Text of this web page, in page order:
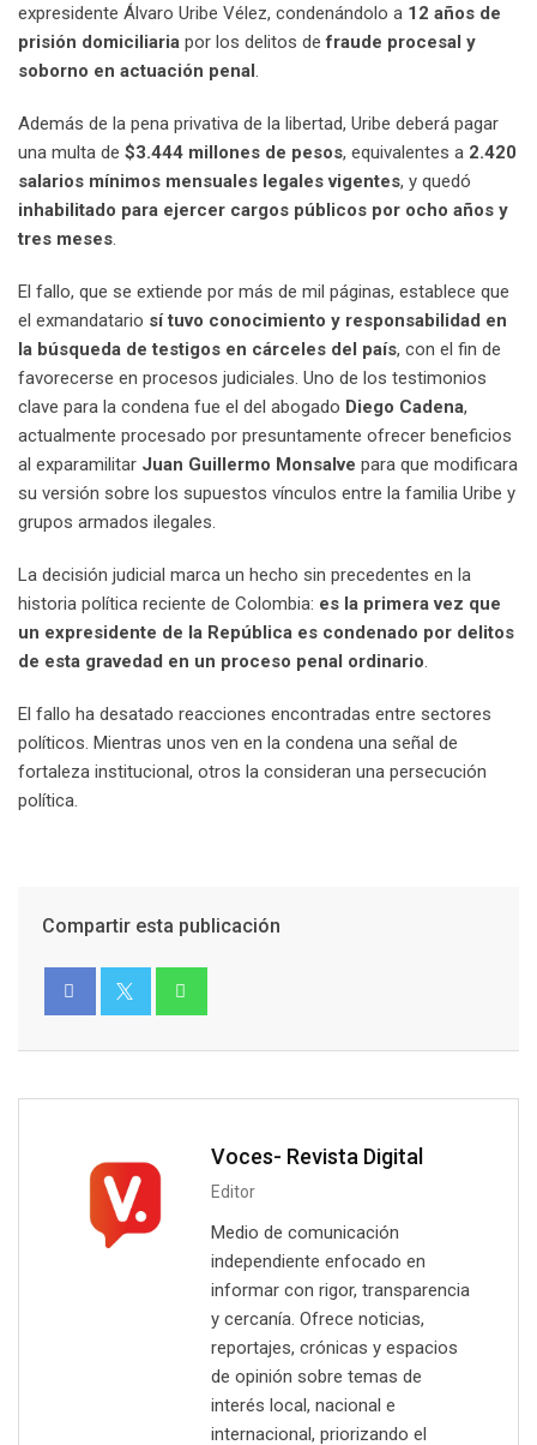
expresidente Álvaro Uribe Vélez, condenándolo a 12 años de
prisión domiciliaria por los delitos defraude procesal y
soborno en actuación penal.
Además de la pena privativa de la libertad, Uribe deberá pagar
una multa de $3.444 millones de pesos, equivalentes a 2.420
salarios mínimos mensuales legales vigentes, y quedó
inhabilitado para ejercer cargos públicos por ocho años y
tres meses.
El fallo, que se extiende por más de mil páginas, establece que
el exmandatario sí tuvo conocimiento y responsabilidad en
la búsqueda de testigos en cárceles del país, con el fin de
favorecerse en procesos judiciales. Uno de los testimonios
clave para la condena fue el del abogado Diego Cadena,
actualmente procesado por presuntamente ofrecer beneficios
al exparamilitar Juan Guillermo Monsalve para que modificara
su versión sobre los supuestos vínculos entre la familia Uribe y
grupos armados ilegales.
La decisión judicial marca un hecho sin precedentes en la
historia política reciente de Colombia: es la primera vez que
un expresidente de la República es condenado por delitos
de esta gravedad en un proceso penal ordinario.
El fallo ha desatado reacciones encontradas entre sectores
políticos. Mientras unos ven en la condena una señal de
fortaleza institucional, otros la consideran una persecución
política.
Compartir esta publicación
Voces- Revista Digital
Editor
Medio de comunicación
independiente enfocado en
informar con rigor, transparencia
y cercanía. Ofrece noticias,
reportajes, crónicas y espacios
de opinión sobre temas de
interés local, nacional e
internacional, priorizando el